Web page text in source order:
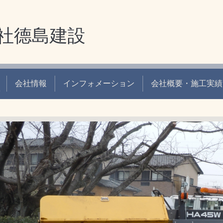
德島建設
会社情報 インフォメーション 会社概要・施工実績